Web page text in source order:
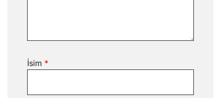
İsim *